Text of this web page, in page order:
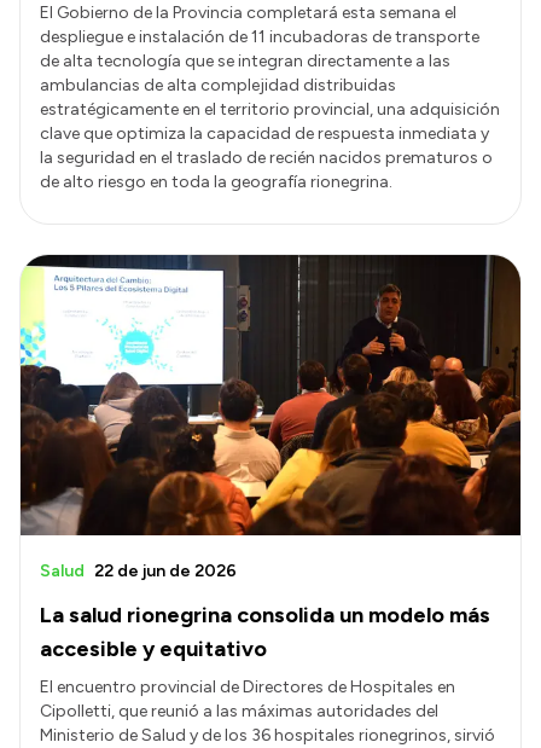
El Gobierno de la Provincia completará esta semana el
despliegue e instalación de 11 incubadoras de transporte
de alta tecnología que se integran directamente a las
ambulancias de alta complejidad distribuidas
estratégicamente en el territorio provincial, una adquisición
clave que optimiza la capacidad de respuesta inmediata y
la seguridad en el traslado de recién nacidos prematuros o
de alto riesgo en toda la geografía rionegrina.
La salud rionegrina consolida un modelo más
accesible y equitativo
Salud 22 de jun de 2026
El encuentro provincial de Directores de Hospitales en
Cipolletti, que reunió a las máximas autoridades del
Ministerio de Salud y de los 36 hospitales rionegrinos, sirvió